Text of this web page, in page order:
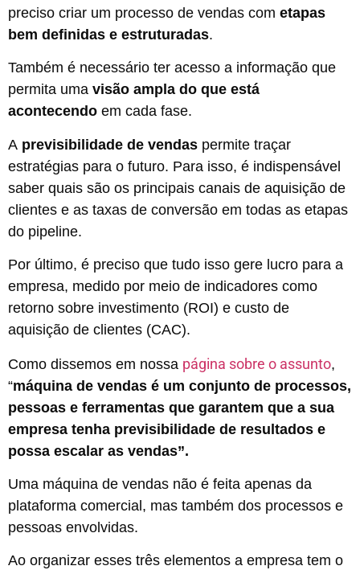
preciso criar um processo de vendas com etapas
bem definidas e estruturadas.
Também é necessário ter acesso a informação que
permita uma visão ampla do que está
acontecendo em cada fase.
A previsibilidade de vendas permite traçar
estratégias para o futuro. Para isso, é indispensável
saber quais são os principais canais de aquisição de
clientes e as taxas de conversão em todas as etapas
do pipeline.
Por último, é preciso que tudo isso gere lucro para a
empresa, medido por meio de indicadores como
retorno sobre investimento (ROI) e custo de
aquisição de clientes (CAC).
Como dissemos em nossa página sobre o assunto,
“máquina de vendas é um conjunto de processos,
pessoas e ferramentas que garantem que a sua
empresa tenha previsibilidade de resultados e
possa escalar as vendas”.
Uma máquina de vendas não é feita apenas da
plataforma comercial, mas também dos processos e
pessoas envolvidas.
Ao organizar esses três elementos a empresa tem o